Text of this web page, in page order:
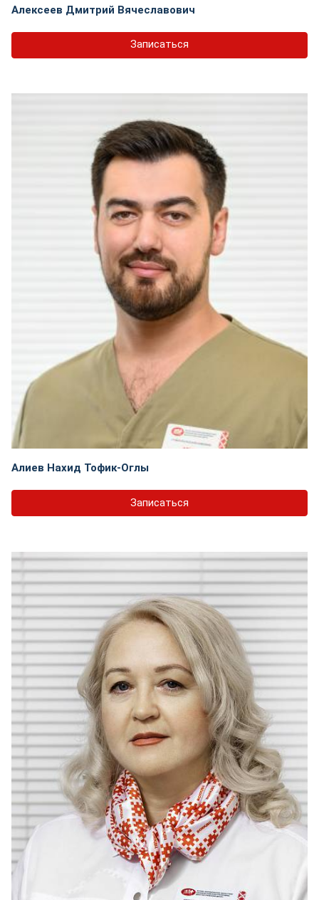
Алексеев Дмитрий Вячеславович
Записаться
Алиев Нахид Тофик-Оглы
Записаться